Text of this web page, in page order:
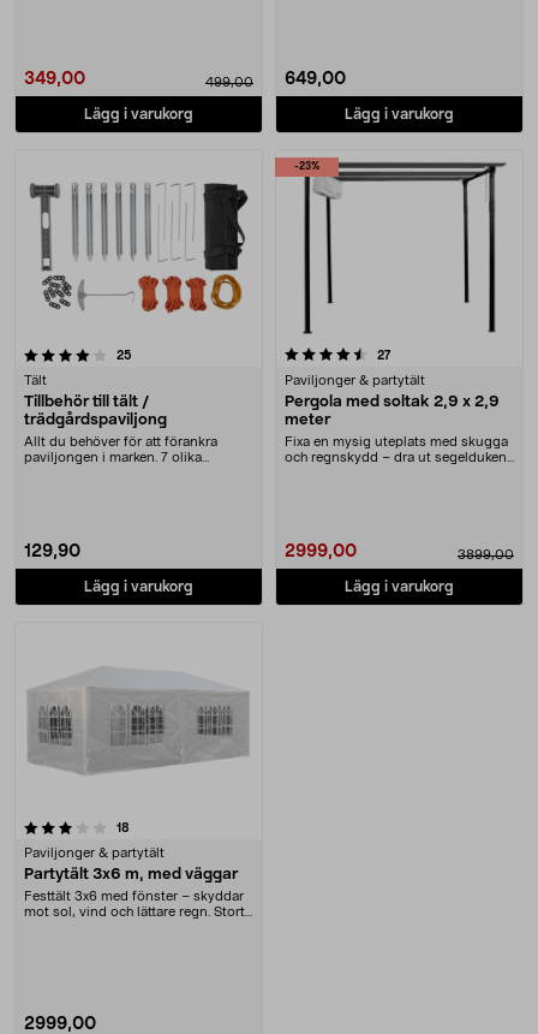
349,00 499,00
Lägg i varukorg
649,00
Lägg i varukorg
25
Tält
Tillbehör till tält /
trädgårdspaviljong
Allt du behöver för att förankra
paviljongen i marken. 7 olika
129,90
Lägg i varukorg
-23%
4.5 av 5 stjärnor 27recensioner
Paviljonger & partytält
Pergola med soltak 2,9 x 2,9
meter
Fixa en mysig uteplats med skugga
och regnskydd – dra ut segelduken
2999,00 3899,00
Lägg i varukorg
18
Paviljonger & partytält
Partytält 3x6 m, med väggar
Festtält 3x6 med fönster – skyddar
mot sol, vind och lättare regn. Stort
2999,00